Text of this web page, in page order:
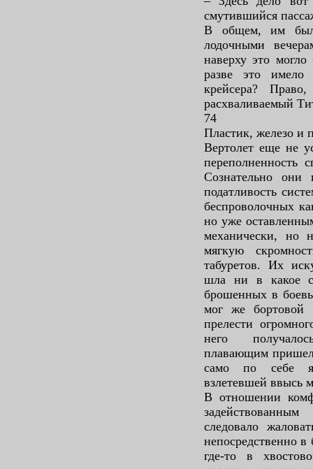
смутившийся
В общем, им
лодочными
наверху это
разве это имело
крейсера?
расхваливаемый
74
Пластик, железо и
Вертолет еще не
переполненность
Сознательно они
податливость
беспроволочных
но уже
механически, но
мягкую
табуретов. Их
шла ни в какое
брошенных в
мог же бортовой
прелести
него
плавающим
само по себе
взлетевшей ввысь
В отношении
следовало
непосредственно в
где-то в